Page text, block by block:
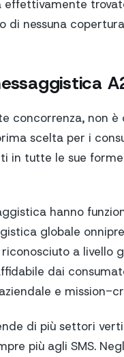
effettivamente
di nessuna
concorrenza, non
scelta per i
in tutte le sue
hanno
globale
a livello
dai
e mission-
di più settori
più agli SMS.